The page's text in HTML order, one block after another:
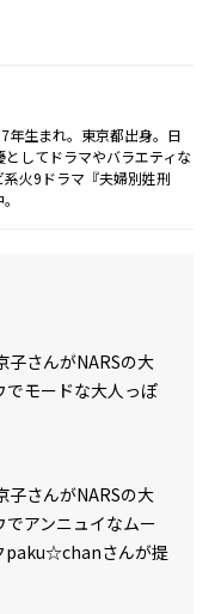
年生まれ。東京都出身。日
してドラマやバラエティな
火9ドラマ『夫婦別姓刑
子さんがNARSの大
でモードな大人っぽ
子さんがNARSの大
アンニュイなムー
paku☆chanさんが提